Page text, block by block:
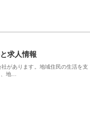
求人情報
があります。地域住民の生活を支
地…